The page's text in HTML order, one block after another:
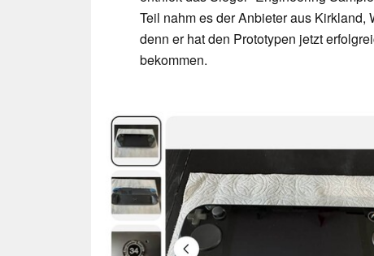
Teil nahm es der Anbieter aus
denn er hat den Prototypen jetzt
bekommen.